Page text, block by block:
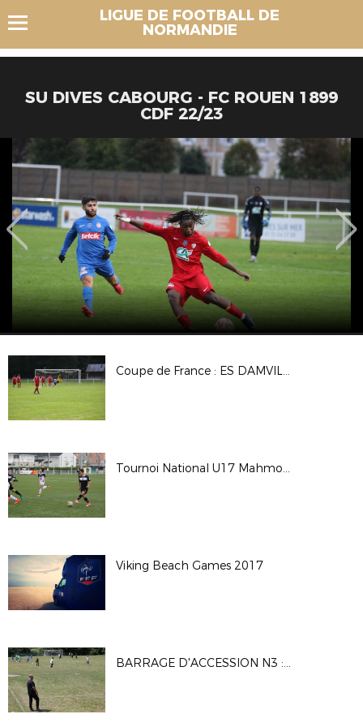
LIGUE DE FOOTBALL DE
NORMANDIE
SU DIVES CABOURG - FC ROUEN 1899
CDF 22/23
Coupe de France : ES DAMVILLE 2-2 (Tab 3-5) CS BEAUMONT
Tournoi National U17 Mahmoud TIARCI - Saison 2017-2018
Viking Beach Games 2017
BARRAGE D'ACCESSION N3 : MATCH1